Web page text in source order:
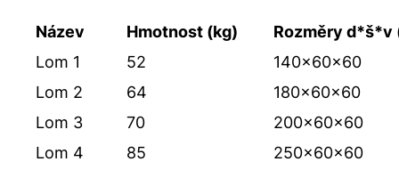
Název Hmotnost (kg)
Rozměry d*š*v
Lom 1
52
140x60x60
Lom 2
64
180x60x60
Lom 3
70
200x60x60
Lom 4
85 250x60x60